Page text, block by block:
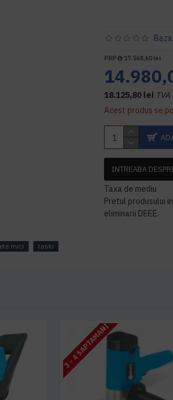
PRP 17.568,60 lei
18.125,80 lei
Acest produs se
INTREABA
Taxa de mediu
Pretul produsului
eliminarii DEEE.
mici taski
3 - 4 SAPTAMANI